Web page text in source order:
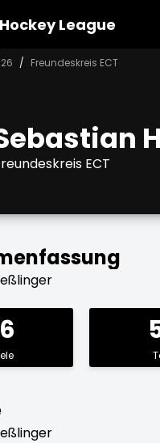
League
Freundeskreis ECT
ECT